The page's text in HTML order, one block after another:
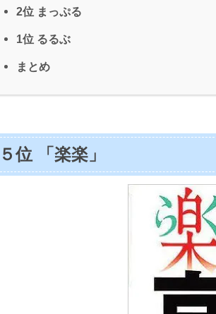
2位 まっぷる
1位 るるぶ
まとめ
５位 「楽楽」